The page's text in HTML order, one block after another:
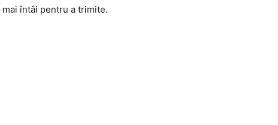
mai întâi pentru a trimite.